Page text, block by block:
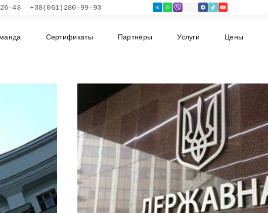
43 +38(061)280-99-93
Сертификаты Партнёры Услуги Цены